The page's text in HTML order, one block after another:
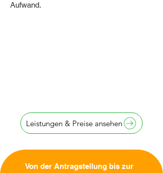
Aufwand.
Leistungen & Preise ansehen
Von der Antragstellung bis zur